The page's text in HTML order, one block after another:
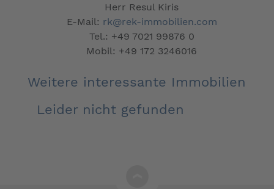
Herr Resul Kiris
E-Mail: rk@rek-immobilien.com
Tel.: +49 7021 99876 0
Mobil: +49 172 3246016
Weitere interessante Immobilien
Leider nicht gefunden